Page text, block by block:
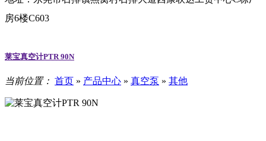
房6楼C603
莱宝真空计PTR 90N
当前位置： 首页 » 产品中心 » 真空泵 » 其他